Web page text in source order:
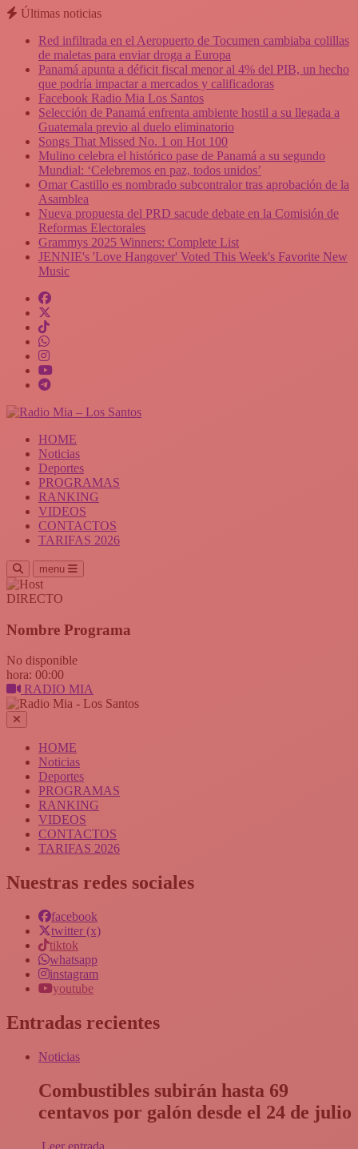
Últimas noticias
Red infiltrada en el Aeropuerto de Tocumen cambiaba colillas
de maletas para enviar droga a Europa
Panamá apunta a déficit fiscal menor al 4% del PIB, un hecho
que podría impactar a mercados y calificadoras
Facebook Radio Mia Los Santos
Selección de Panamá enfrenta ambiente hostil a su llegada a
Guatemala previo al duelo eliminatorio
Songs That Missed No. 1 on Hot 100
Mulino celebra el histórico pase de Panamá a su segundo
Mundial: ‘Celebremos en paz, todos unidos’
Omar Castillo es nombrado subcontralor tras aprobación de la
Asamblea
Nueva propuesta del PRD sacude debate en la Comisión de
Reformas Electorales
Grammys 2025 Winners: Complete List
JENNIE's 'Love Hangover' Voted This Week's Favorite New
Music
HOME
Noticias
Deportes
PROGRAMAS
RANKING
VIDEOS
CONTACTOS
TARIFAS 2026
menu
DIRECTO
Nombre Programa
No disponible
hora: 00:00
RADIO MIA
HOME
Noticias
Deportes
PROGRAMAS
RANKING
VIDEOS
CONTACTOS
TARIFAS 2026
Nuestras redes sociales
facebook
twitter (x)
tiktok
whatsapp
instagram
youtube
Entradas recientes
Noticias
Combustibles subirán hasta 69
centavos por galón desde el 24 de julio
Leer entrada